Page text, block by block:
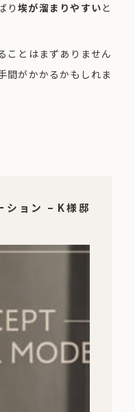
り埃が溜まりやすいと
ことはまずありません
間がかかるかもしれま
ション – K様邸